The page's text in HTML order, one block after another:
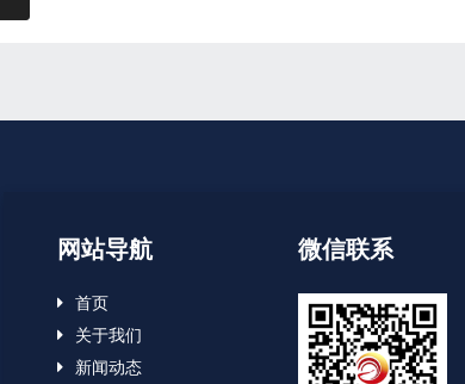
网站导航
首页
关于我们
新闻动态
微信联系